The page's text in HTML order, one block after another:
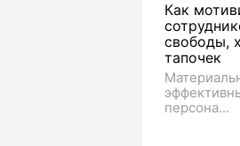
Как
свободы,
тапочек
персона...